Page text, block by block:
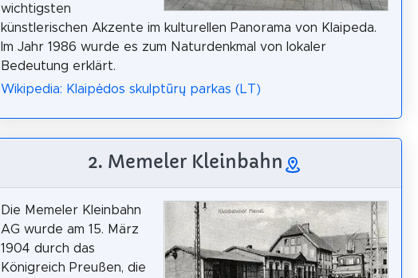
wichtigsten
künstlerischen Akzente im kulturellen Panorama von Klaipeda.
Im Jahr 1986 wurde es zum Naturdenkmal von lokaler
Bedeutung erklärt.
Wikipedia: Klaipėdos skulptūrų parkas (LT)
2. Memeler Kleinbahn
Die Memeler Kleinbahn
AG wurde am 15. März
1904 durch das
Königreich Preußen, die